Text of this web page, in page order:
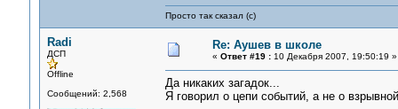
Просто так сказал (с)
Radi
ДСП
Offline
Сообщений: 2,568
Re: Аушев в школе
« Ответ #19 :10 Декабря 2007, 19:50:19 »
Да никаких загадок...
Я говорил о цепи событий, а не о